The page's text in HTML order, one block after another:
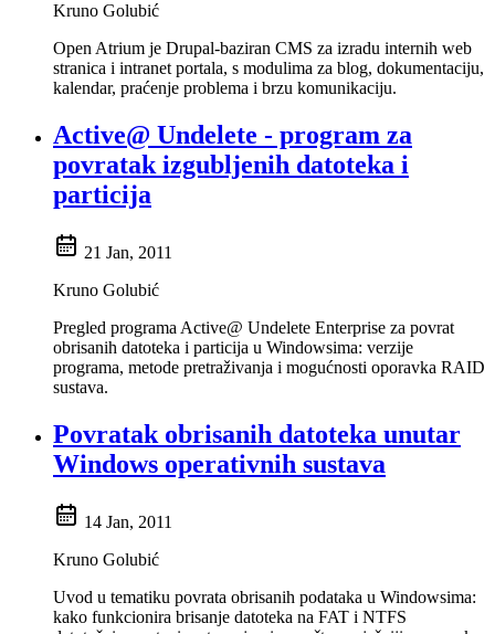
Kruno Golubić
Open Atrium je Drupal-baziran CMS za izradu internih web
stranica i intranet portala, s modulima za blog, dokumentaciju,
kalendar, praćenje problema i brzu komunikaciju.
Active@ Undelete - program za
povratak izgubljenih datoteka i
particija
21 Jan, 2011
Kruno Golubić
Pregled programa Active@ Undelete Enterprise za povrat
obrisanih datoteka i particija u Windowsima: verzije
programa, metode pretraživanja i mogućnosti oporavka RAID
sustava.
Povratak obrisanih datoteka unutar
Windows operativnih sustava
14 Jan, 2011
Kruno Golubić
Uvod u tematiku povrata obrisanih podataka u Windowsima:
kako funkcionira brisanje datoteka na FAT i NTFS